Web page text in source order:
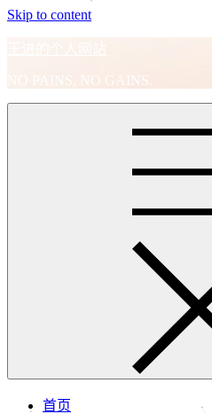
Skip to content
王进的个人网站
NO PAINS, NO GAINS.
首页